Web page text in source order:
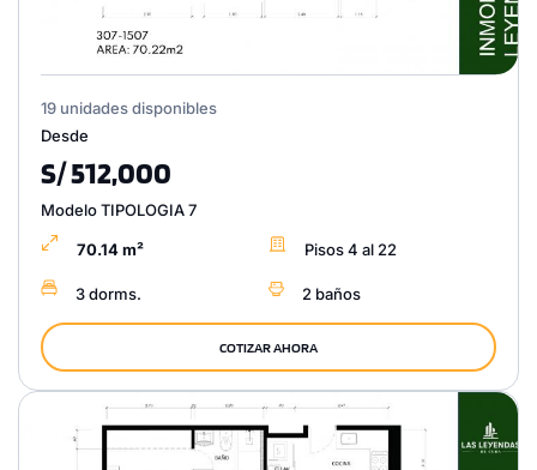
19 unidades disponibles
Desde
S/ 512,000
Modelo TIPOLOGIA 7
70.14 m² Pisos 4 al 22
3 dorms. 2 baños
COTIZAR AHORA